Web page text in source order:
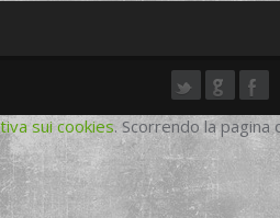
sui cookies. Scorrendo la pagina